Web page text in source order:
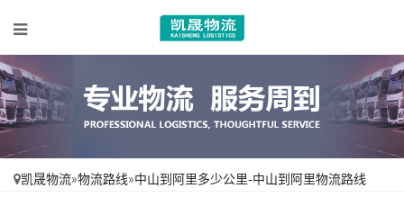
凯晟物流»物流路线»中山到阿里多少公里-中山到阿里物流路线